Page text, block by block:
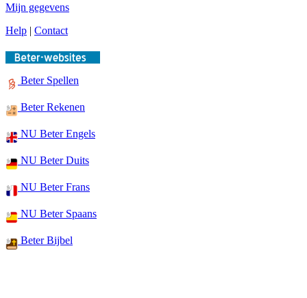
Mijn gegevens
Help | Contact
Beter Spellen
Beter Rekenen
NU Beter Engels
NU Beter Duits
NU Beter Frans
NU Beter Spaans
Beter Bijbel